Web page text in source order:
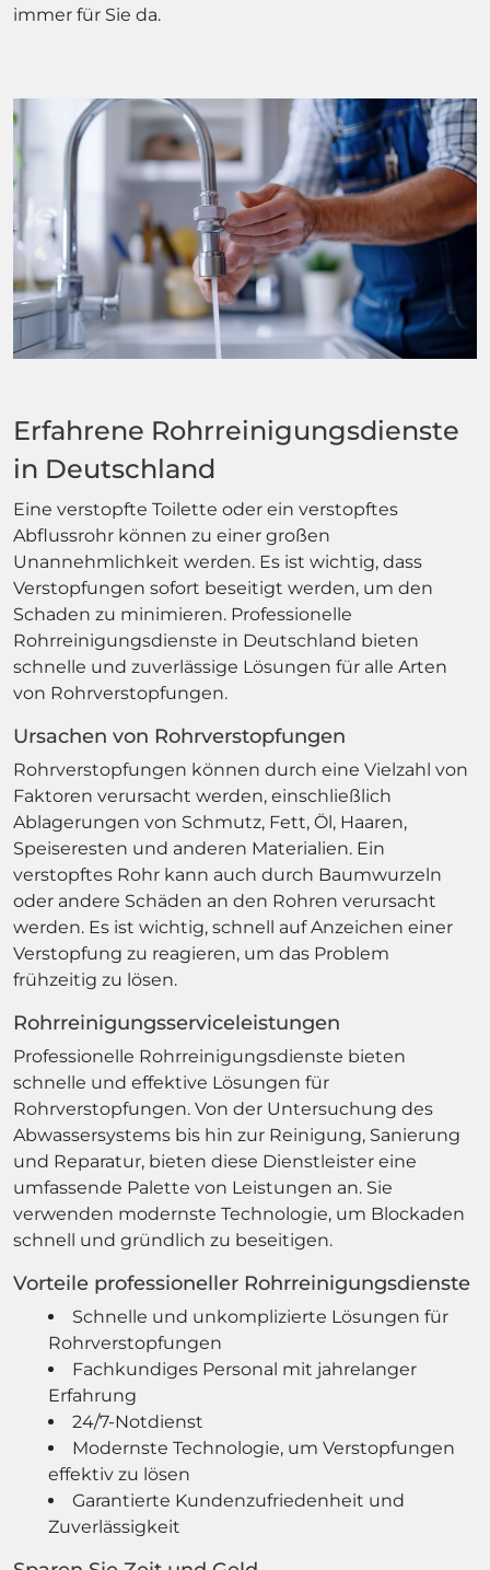
immer für Sie da.
Erfahrene Rohrreinigungsdienste
in Deutschland
Eine verstopfte Toilette oder ein verstopftes
Abflussrohr können zu einer großen
Unannehmlichkeit werden. Es ist wichtig, dass
Verstopfungen sofort beseitigt werden, um den
Schaden zu minimieren. Professionelle
Rohrreinigungsdienste in Deutschland bieten
schnelle und zuverlässige Lösungen für alle Arten
von Rohrverstopfungen.
Ursachen von Rohrverstopfungen
Rohrverstopfungen können durch eine Vielzahl von
Faktoren verursacht werden, einschließlich
Ablagerungen von Schmutz, Fett, Öl, Haaren,
Speiseresten und anderen Materialien. Ein
verstopftes Rohr kann auch durch Baumwurzeln
oder andere Schäden an den Rohren verursacht
werden. Es ist wichtig, schnell auf Anzeichen einer
Verstopfung zu reagieren, um das Problem
frühzeitig zu lösen.
Rohrreinigungsserviceleistungen
Professionelle Rohrreinigungsdienste bieten
schnelle und effektive Lösungen für
Rohrverstopfungen. Von der Untersuchung des
Abwassersystems bis hin zur Reinigung, Sanierung
und Reparatur, bieten diese Dienstleister eine
umfassende Palette von Leistungen an. Sie
verwenden modernste Technologie, um Blockaden
schnell und gründlich zu beseitigen.
Vorteile professioneller Rohrreinigungsdienste
Schnelle und unkomplizierte Lösungen für
Rohrverstopfungen
Fachkundiges Personal mit jahrelanger
Erfahrung
24/7-Notdienst
Modernste Technologie, um Verstopfungen
effektiv zu lösen
Garantierte Kundenzufriedenheit und
Zuverlässigkeit